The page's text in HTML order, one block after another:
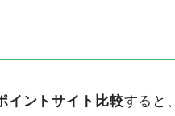
イントサイト比較すると、